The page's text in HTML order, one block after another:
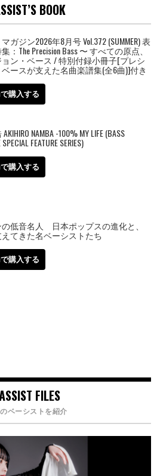
BOOK
ガジン2026年8月号 Vol.372 (SUMMER) 表
：The Precision Bass 〜 すべての原点、
ン・ベース / 特別付録小冊子[プレシ
ースが支えた名曲楽譜集(全6曲)]付き
購入する
NAMBA -100% MY LIFE (BASS
FEATURE SERIES)
購入する
低音名人 日本ポップスの進化と、
てきた名ベーシストたち
購入する
FILES
ベーシストを紹介